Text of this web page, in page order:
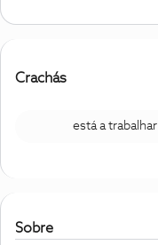
Crachás
está a
Sobre